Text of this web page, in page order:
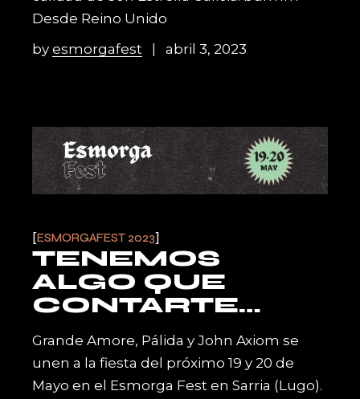
Desde Reino Unido
byesmorgafest abril 3, 2023
ESMORGAFEST 2023
TENEMOS
ALGO QUE
CONTARTE…
Grande Amore, Pálida y John Axiom se
unen a la fiesta del próximo 19 y 20 de
Mayo en el Esmorga Fest en Sarria (Lugo).